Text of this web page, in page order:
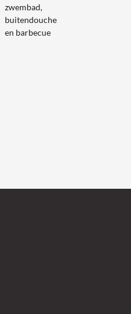
zwembad,
buitendouche
en barbecue